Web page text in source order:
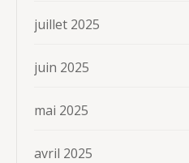
juillet 2025
juin 2025
mai 2025
avril 2025